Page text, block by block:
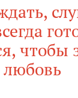
чтобы
любовь